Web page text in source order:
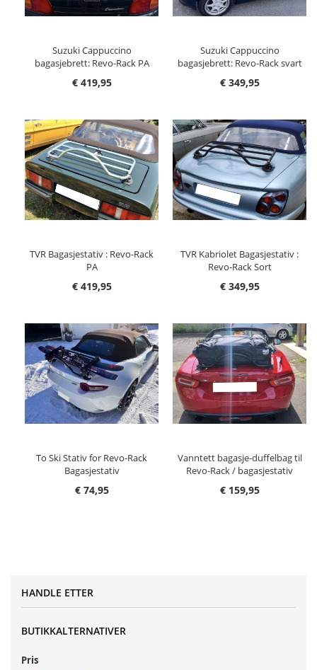
Suzuki Cappuccino
bagasjebrett: Revo-Rack PA
€ 419,95
Suzuki Cappuccino
bagasjebrett: Revo-Rack svart
€ 349,95
TVR Bagasjestativ : Revo-Rack
PA
€ 419,95
TVR Kabriolet Bagasjestativ :
Revo-Rack Sort
€ 349,95
To Ski Stativ for Revo-Rack
Bagasjestativ
€ 74,95
Vanntett bagasje-duffelbag til
Revo-Rack / bagasjestativ
€ 159,95
HANDLE ETTER
BUTIKKALTERNATIVER
Pris